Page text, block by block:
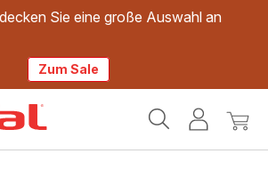
Sie eine große Auswahl an
Zum Sale
Mein
Mein